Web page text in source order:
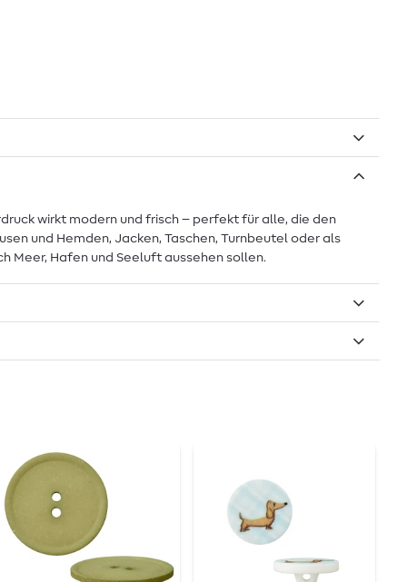
wirkt modern und frisch – perfekt für alle, die den
und Hemden, Jacken, Taschen, Turnbeutel oder als
Meer, Hafen und Seeluft aussehen sollen.